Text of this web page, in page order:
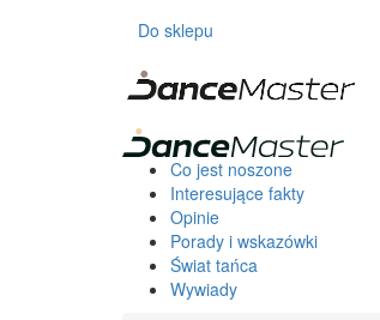
Do sklepu
Co jest noszone
Interesujące fakty
Opinie
Porady i wskazówki
Świat tańca
Wywiady